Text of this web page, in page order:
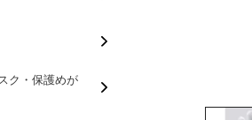
ク・保護めが